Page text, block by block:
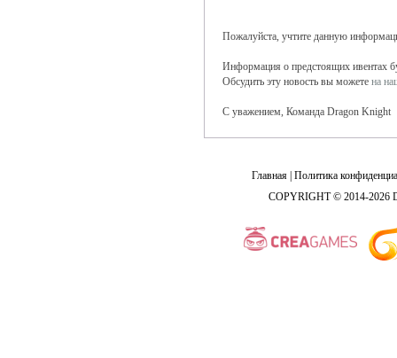
Пожалуйста, учтите данную
Информация о предстоящих ивентах
Обсудить эту новость вы можете на
С уважением, Команда Dragon Knight
Главная Политика
COPYRIGHT © 2014-2026